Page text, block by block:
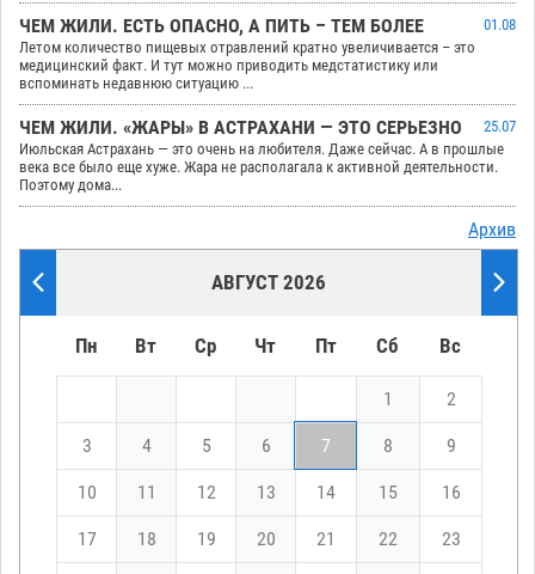
ЧЕМ ЖИЛИ. ЕСТЬ ОПАСНО, А ПИТЬ – ТЕМ БОЛЕЕ
01.08
Летом количество пищевых отравлений кратно увеличивается – это
медицинский факт. И тут можно приводить медстатистику или
вспоминать недавнюю ситуацию ...
ЧЕМ ЖИЛИ. «ЖАРЫ» В АСТРАХАНИ — ЭТО СЕРЬЕЗНО
25.07
Июльская Астрахань — это очень на любителя. Даже сейчас. А в прошлые
века все было еще хуже. Жара не располагала к активной деятельности.
Поэтому дома...
Архив
АВГУСТ 2026
Пн Вт Ср Чт Пт Сб Вс
1 2
3 4 5 6 7 8 9
10 11 12 13 14 15 16
17 18 19 20 21 22 23